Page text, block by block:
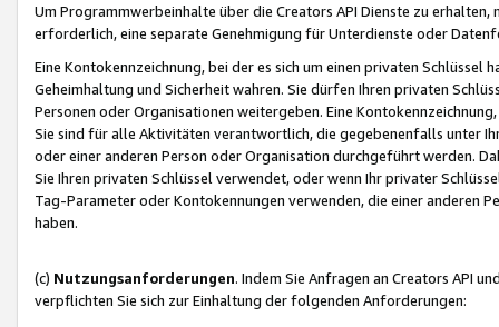
Um Programmwerbeinhalte über die Creators API Dienste zu
erforderlich, eine separate Genehmigung für Unterdienste oder
Eine Kontokennzeichnung, bei der es sich um einen privaten
Geheimhaltung und Sicherheit wahren. Sie dürfen Ihren privaten
Personen oder Organisationen weitergeben. Eine
Sie sind für alle Aktivitäten verantwortlich, die gegebenenfalls unter
oder einer anderen Person oder Organisation durchgeführt werden.
Sie Ihren privaten Schlüssel verwendet, oder wenn Ihr privater
Tag-Parameter oder Kontokennungen verwenden, die einer anderen
haben.
(c) Nutzungsanforderungen. Indem Sie Anfragen an Creators API
verpflichten Sie sich zur Einhaltung der folgenden Anforderungen: